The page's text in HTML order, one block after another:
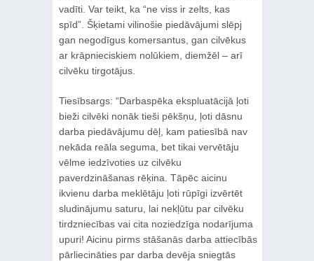
vadīti. Var teikt, ka “ne viss ir zelts, kas
spīd”. Šķietami vilinošie piedāvājumi slēpj
gan negodīgus komersantus, gan cilvēkus
ar krāpnieciskiem nolūkiem, diemžēl – arī
cilvēku tirgotājus.
Tiesībsargs: “Darbaspēka ekspluatācijā ļoti
bieži cilvēki nonāk tieši pēkšņu, ļoti dāsnu
darba piedāvājumu dēļ, kam patiesībā nav
nekāda reāla seguma, bet tikai vervētāju
vēlme iedzīvoties uz cilvēku
paverdzināšanas rēķina. Tāpēc aicinu
ikvienu darba meklētāju ļoti rūpīgi izvērtēt
sludinājumu saturu, lai nekļūtu par cilvēku
tirdzniecības vai cita noziedzīga nodarījuma
upuri! Aicinu pirms stāšanās darba attiecībās
pārliecināties par darba devēja sniegtās